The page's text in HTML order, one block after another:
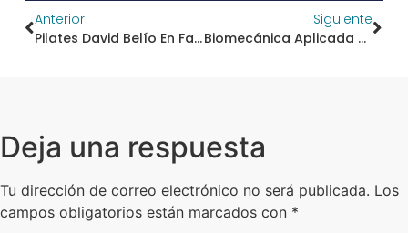
Anterior
Pilates David Belío En Facebook
Siguiente
Biomecánica Aplicada Al Método Pilates
Deja una respuesta
Tu dirección de correo electrónico no será publicada. Los
campos obligatorios están marcados con *